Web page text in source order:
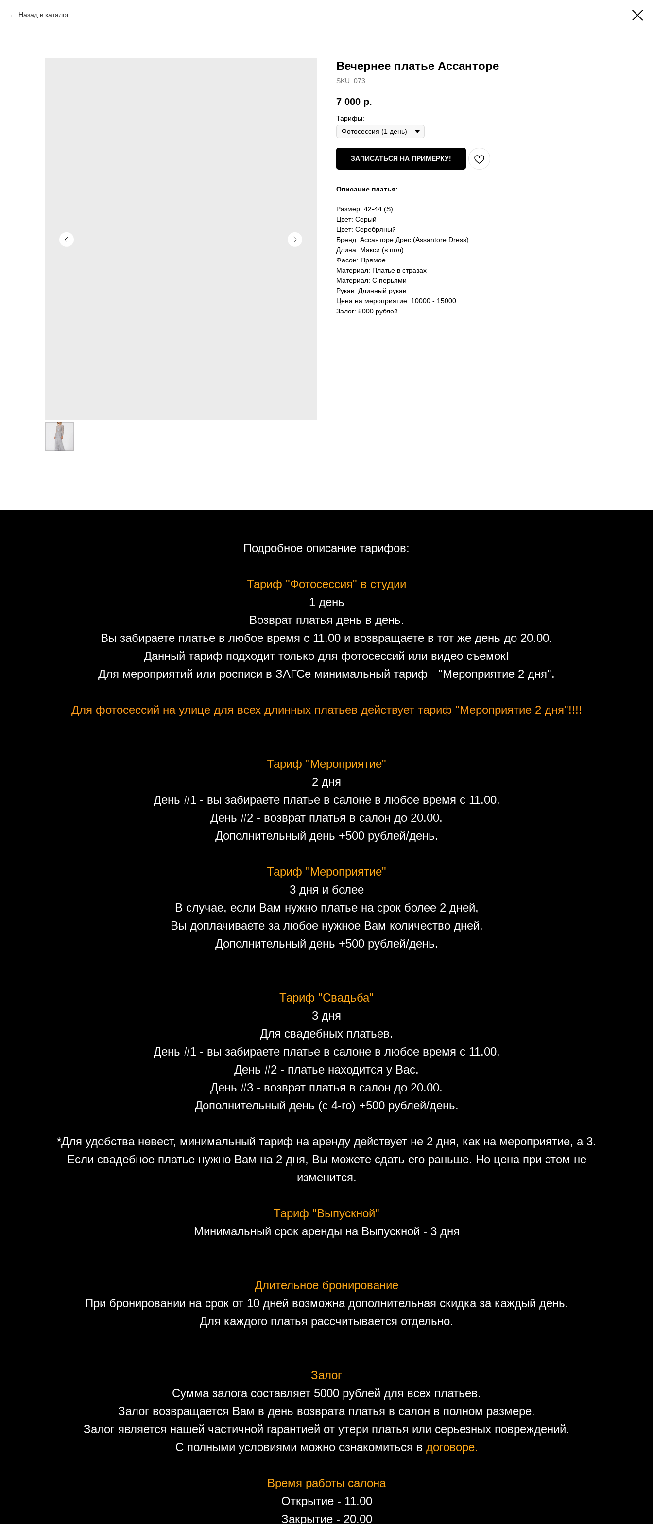
Назад в каталог
Вечернее платье Ассанторе
SKU: 073
7 000 р.
Тарифы:
ЗАПИСАТЬСЯ НА ПРИМЕРКУ!
Описание платья:
Размер: 42-44 (S)
Цвет: Серый
Цвет: Серебряный
Бренд: Ассанторе Дрес (Assantore Dress)
Длина: Макси (в пол)
Фасон: Прямое
Материал: Платье в стразах
Материал: С перьями
Рукав: Длинный рукав
Цена на мероприятие: 10000 - 15000
Залог: 5000 рублей
Подробное описание тарифов:
Тариф "Фотосессия" в студии
1 день
Возврат платья день в день.
Вы забираете платье в любое время с 11.00 и возвращаете в тот же день до 20.00.
Данный тариф подходит только для фотосессий или видео съемок!
Для мероприятий или росписи в ЗАГСе минимальный тариф - "Мероприятие 2 дня".
Для фотосессий на улице для всех длинных платьев действует тариф "Мероприятие 2 дня"!!!!
Тариф "Мероприятие"
2 дня
День #1 - вы забираете платье в салоне в любое время с 11.00.
День #2 - возврат платья в салон до 20.00.
Дополнительный день +500 рублей/день.
Тариф "Мероприятие"
3 дня и более
В случае, если Вам нужно платье на срок более 2 дней,
Вы доплачиваете за любое нужное Вам количество дней.
Дополнительный день +500 рублей/день.
Тариф "Свадьба"
3 дня
Для свадебных платьев.
День #1 - вы забираете платье в салоне в любое время с 11.00.
День #2 - платье находится у Вас.
День #3 - возврат платья в салон до 20.00.
Дополнительный день (с 4-го) +500 рублей/день.
*Для удобства невест, минимальный тариф на аренду действует не 2 дня, как на мероприятие, а 3.
Если свадебное платье нужно Вам на 2 дня, Вы можете сдать его раньше. Но цена при этом не
изменится.
Тариф "Выпускной"
Минимальный срок аренды на Выпускной - 3 дня
Длительное бронирование
При бронировании на срок от 10 дней возможна дополнительная скидка за каждый день.
Для каждого платья рассчитывается отдельно.
Залог
Сумма залога составляет 5000 рублей для всех платьев.
Залог возвращается Вам в день возврата платья в салон в полном размере.
Залог является нашей частичной гарантией от утери платья или серьезных повреждений.
С полными условиями можно ознакомиться в договоре.
Время работы салона
Открытие - 11.00
Закрытие - 20.00